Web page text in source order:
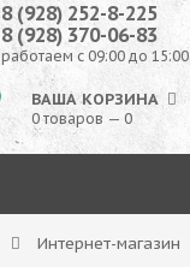
8 (928) 252-8-225
8 (928) 370-06-83
работаем с 09:00 до 15:00
ВАША КОРЗИНА
0 товаров — 0
Интернет-магазин